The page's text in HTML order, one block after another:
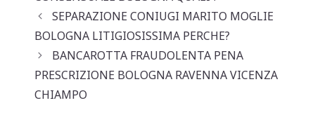
p o
k
SEPARAZIONE CONIUGI MARITO MOGLIE
BOLOGNA LITIGIOSISSIMA PERCHE?
BANCAROTTA FRAUDOLENTA PENA
PRESCRIZIONE BOLOGNA RAVENNA VICENZA
CHIAMPO